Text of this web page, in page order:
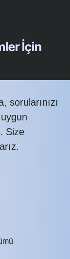
İçin
sorularınızı
Size